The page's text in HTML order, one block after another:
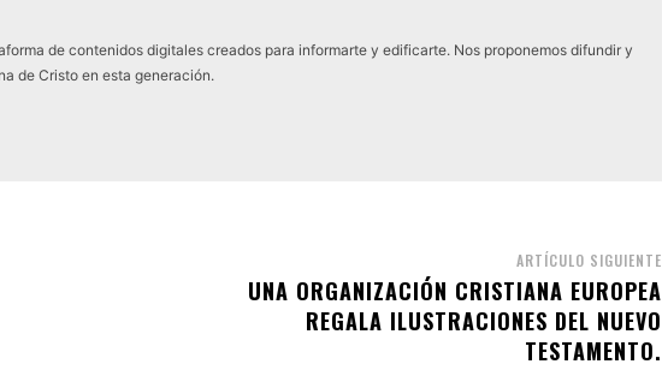
de contenidos digitales creados para informarte y edificarte. Nos proponemos difundir y
de Cristo en esta generación.
ARTÍCULO SIGUIENTE
UNA ORGANIZACIÓN CRISTIANA EUROPEA
REGALA ILUSTRACIONES DEL NUEVO
TESTAMENTO.